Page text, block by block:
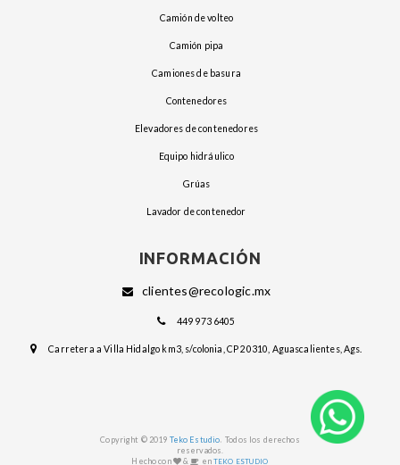
camión de volteo
camión pipa
camiones de basura
contenedores
elevadores de contenedores
equipo hidráulico
grúas
lavador de contenedor
INFORMACIÓN
clientes@recologic.mx
449 973 6405
Carretera a Villa Hidalgo km3, s/colonia, CP 20310, Aguascalientes, Ags.
Copyright © 2019 Teko Estudio.Todos los derechos
reservados.
Hecho con
& enTEKO ESTUDIO